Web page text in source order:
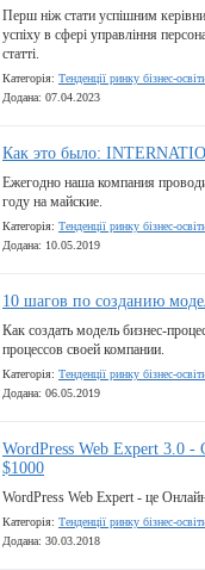
Перш ніж стати успішним
успіху в сфері управління
статті.
Категорія: Тенденції ринку бізнес-
Додана: 07.04.2023
Как это было:
Ежегодно наша компания
году на майские.
Категорія: Тенденції ринку бізнес-
Додана: 10.05.2019
10 шагов по созданию
Как создать модель бизнес-
процессов своей компании.
Категорія: Тенденції ринку бізнес-
Додана: 06.05.2019
WordPress Web Expert 3.0 -
$1000
WordPress Web Expert - це
Категорія: Тенденції ринку бізнес-
Додана: 30.03.2018